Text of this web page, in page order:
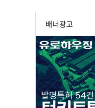
배너광고